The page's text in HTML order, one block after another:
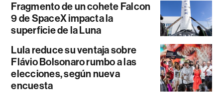
Fragmento de un cohete Falcon
9 de SpaceX impacta la
superficie de la Luna
Lula reduce su ventaja sobre
Flávio Bolsonaro rumbo a las
elecciones, según nueva
encuesta